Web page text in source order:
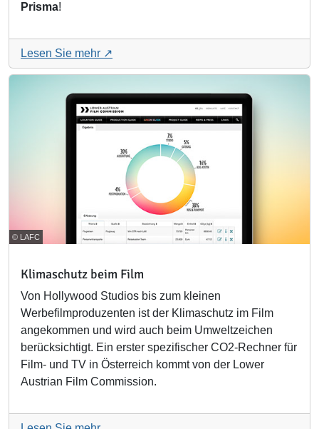
Prisma!
Lesen Sie mehr
© LAFC
Klimaschutz beim Film
Von Hollywood Studios bis zum kleinen
Werbefilmproduzenten ist der Klimaschutz im Film
angekommen und wird auch beim Umweltzeichen
berücksichtigt. Ein erster spezifischer CO2-Rechner für
Film- und TV in Österreich kommt von der Lower
Austrian Film Commission.